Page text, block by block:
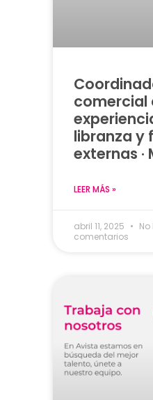
comercial
libranza y
externas ·
LEER MÁS »
abril 11, 2025
comentarios